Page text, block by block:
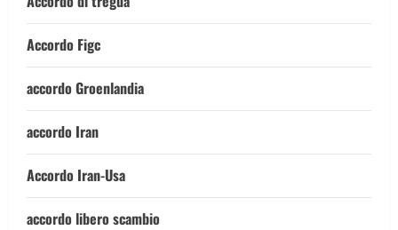
Accordo Figc
accordo Groenlandia
accordo Iran
Accordo Iran-Usa
accordo libero scambio